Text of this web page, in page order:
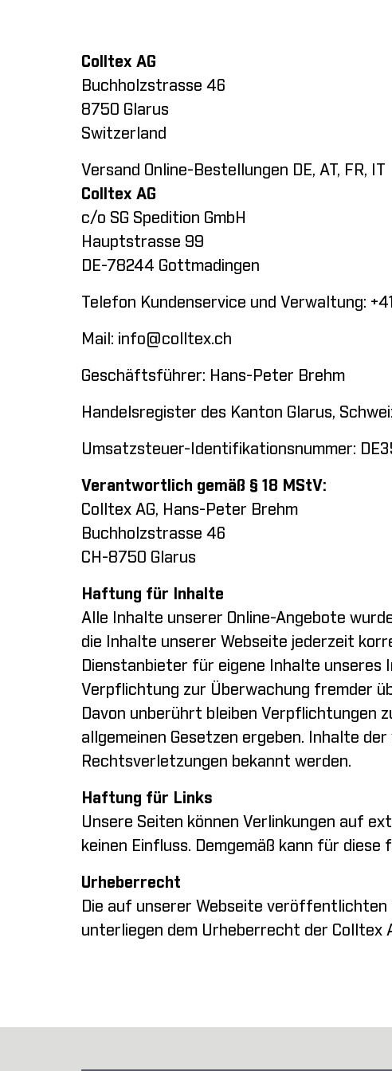
Colltex AG
Buchholzstrasse 46
8750 Glarus
Switzerland
Versand Online-Bestellungen DE, AT, FR, IT
Colltex AG
c/o SG Spedition GmbH
Hauptstrasse 99
DE-78244 Gottmadingen
Telefon Kundenservice und Verwaltung:
Mail: info@colltex.ch
Geschäftsführer: Hans-Peter Brehm
Handelsregister des Kanton Glarus,
Umsatzsteuer-Identifikationsnummer:
Verantwortlich gemäß § 18 MStV:
Colltex AG, Hans-Peter Brehm
Buchholzstrasse 46
CH-8750 Glarus
Haftung für Inhalte
Alle Inhalte unserer Online-Angebote
die Inhalte unserer Webseite jederzeit
Dienstanbieter für eigene Inhalte unseres
Verpflichtung zur Überwachung fremder
Davon unberührt bleiben Verpflichtungen
allgemeinen Gesetzen ergeben. Inhalte
Rechtsverletzungen bekannt werden.
Haftung für Links
Unsere Seiten können Verlinkungen auf
keinen Einfluss. Demgemäß kann für
Urheberrecht
Die auf unserer Webseite veröffentlichten
unterliegen dem Urheberrecht der Colltex